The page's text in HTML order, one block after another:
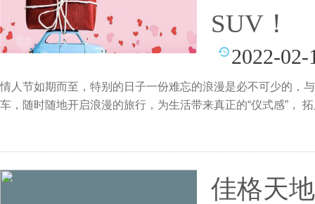
SUV！
2022-02-
情人节如期而至，特别的日子一份难忘的浪漫是必不可少的，
车，随时随地开启浪漫的旅行，为生活带来真正的“仪式感”，
佳格天